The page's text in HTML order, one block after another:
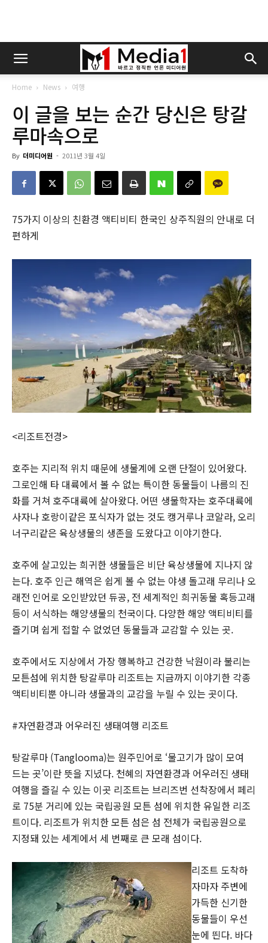
Home News 여행
이 글을 보는 순간 당신은 탕갈
루마속으로
By 더미디어원 - 2011년 3월 4일
75가지 이상의 친환경 액티비티 한국인 상주직원의 안내로 더
편하게
<리조트전경>
호주는 지리적 위치 때문에 생물계에 오랜 단절이 있어왔다.
그로인해 타 대륙에서 볼 수 없는 특이한 동물들이 나름의 진
화를 거쳐 호주대륙에 살아왔다. 어떤 생물학자는 호주대륙에
사자나 호랑이같은 포식자가 없는 것도 캥거루나 코알라, 오리
너구리같은 육상생물의 생존을 도왔다고 이야기한다.
호주에 살고있는 희귀한 생물들은 비단 육상생물에 지나지 않
는다. 호주 인근 해역은 쉽게 볼 수 없는 야생 돌고래 무리나 오
래전 인어로 오인받았던 듀공, 전 세계적인 희귀동물 혹등고래
등이 서식하는 해양생물의 천국이다. 다양한 해양 액티비티를
즐기며 쉽게 접할 수 없었던 동물들과 교감할 수 있는 곳.
호주에서도 지상에서 가장 행복하고 건강한 낙원이라 불리는
모튼섬에 위치한 탕갈루마 리조트는 지금까지 이야기한 각종
액티비티뿐 아니라 생물과의 교감을 누릴 수 있는 곳이다.
#자연환경과 어우러진 생태여행 리조트
탕갈루마 (Tanglooma)는 원주민어로 ‘물고기가 많이 모여
드는 곳’이란 뜻을 지녔다. 천혜의 자연환경과 어우러진 생태
여행을 즐길 수 있는 이곳 리조트는 브리즈번 선착장에서 페리
로 75분 거리에 있는 국립공원 모튼 섬에 위치한 유일한 리조
트이다. 리조트가 위치한 모튼 섬은 섬 전체가 국립공원으로
지정돼 있는 세계에서 세 번째로 큰 모래 섬이다.
리조트 도착하
자마자 주변에
가득한 신기한
동물들이 우선
눈에 띈다. 바다